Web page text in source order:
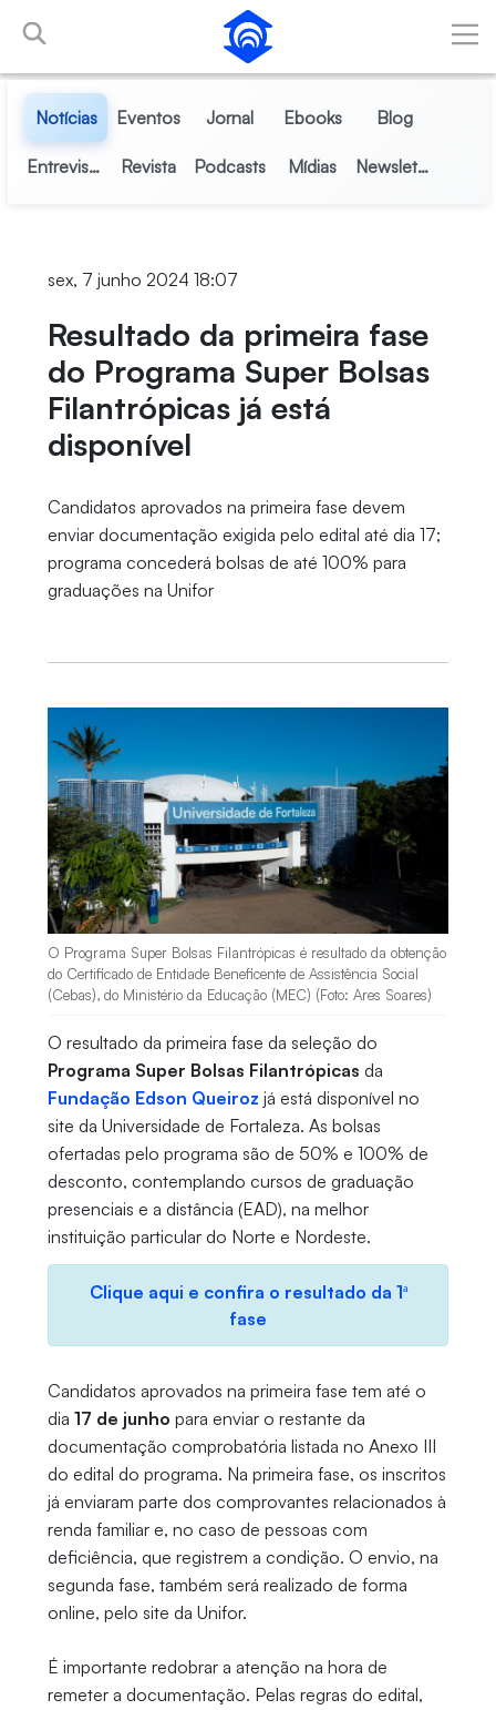
Pular para o Conteúdo principal
Notícias Eventos Jornal Ebooks Blog
Entrevistas Revista Podcasts Mídias Newsletter
sex, 7 junho 2024 18:07
Resultado da primeira fase
do Programa Super Bolsas
Filantrópicas já está
disponível
Candidatos aprovados na primeira fase devem
enviar documentação exigida pelo edital até dia 17;
programa concederá bolsas de até 100% para
graduações na Unifor
O Programa Super Bolsas Filantrópicas é resultado da obtenção
do Certificado de Entidade Beneficente de Assistência Social
(Cebas), do Ministério da Educação (MEC) (Foto: Ares Soares)
O resultado da primeira fase da seleção do
Programa Super Bolsas Filantrópicas da
Fundação Edson Queiroz já está disponível no
site da Universidade de Fortaleza. As bolsas
ofertadas pelo programa são de 50% e 100% de
desconto, contemplando cursos de graduação
presenciais e a distância (EAD), na melhor
instituição particular do Norte e Nordeste.
Clique aqui e confira o resultado da 1ª
fase
Candidatos aprovados na primeira fase tem até o
dia 17 de junho para enviar o restante da
documentação comprobatória listada no Anexo III
do edital do programa. Na primeira fase, os inscritos
já enviaram parte dos comprovantes relacionados à
renda familiar e, no caso de pessoas com
deficiência, que registrem a condição. O envio, na
segunda fase, também será realizado de forma
online, pelo site da Unifor.
É importante redobrar a atenção na hora de
remeter a documentação. Pelas regras do edital,